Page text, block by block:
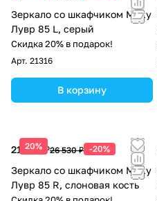
Зеркало со шкафчиком Misty
Лувр 85 L, серый
Скидка 20% в подарок!
Арт. 21316
В корзину
20%
21 224 ₽26 530 ₽ -20%
Зеркало со шкафчиком Misty
Лувр 85 R, слоновая кость